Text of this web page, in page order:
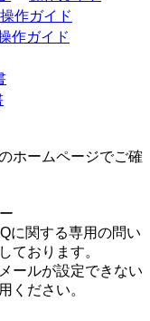
操作ガイド
作ガイド
ホームページでご確
に関する専用の問い
ております。
ールが設定できない
ください。